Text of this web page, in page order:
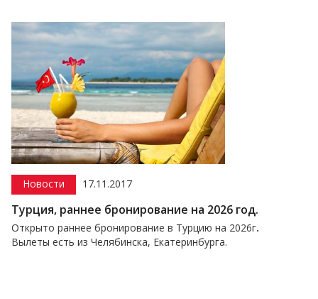
Новости 17.11.2017
раннее бронирование на 2026 год.
раннее бронирование в Турцию на 2026г.
есть из Челябинска, Екатеринбурга.